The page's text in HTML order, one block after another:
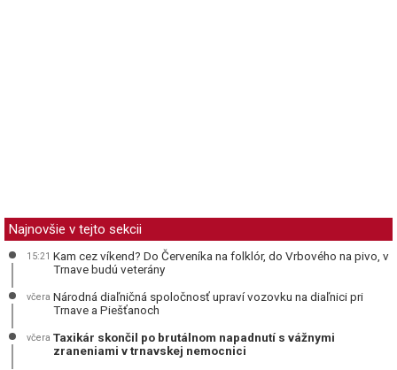
Najnovšie v tejto sekcii
15:21 Kam cez víkend? Do Červeníka na folklór, do Vrbového na pivo, v
Trnave budú veterány
včera Národná diaľničná spoločnosť upraví vozovku na diaľnici pri
Trnave a Piešťanoch
včera Taxikár skončil po brutálnom napadnutí s vážnymi
zraneniami v trnavskej nemocnici